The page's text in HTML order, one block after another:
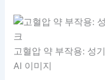
고혈압 약 부작용: 성
AI 이미지